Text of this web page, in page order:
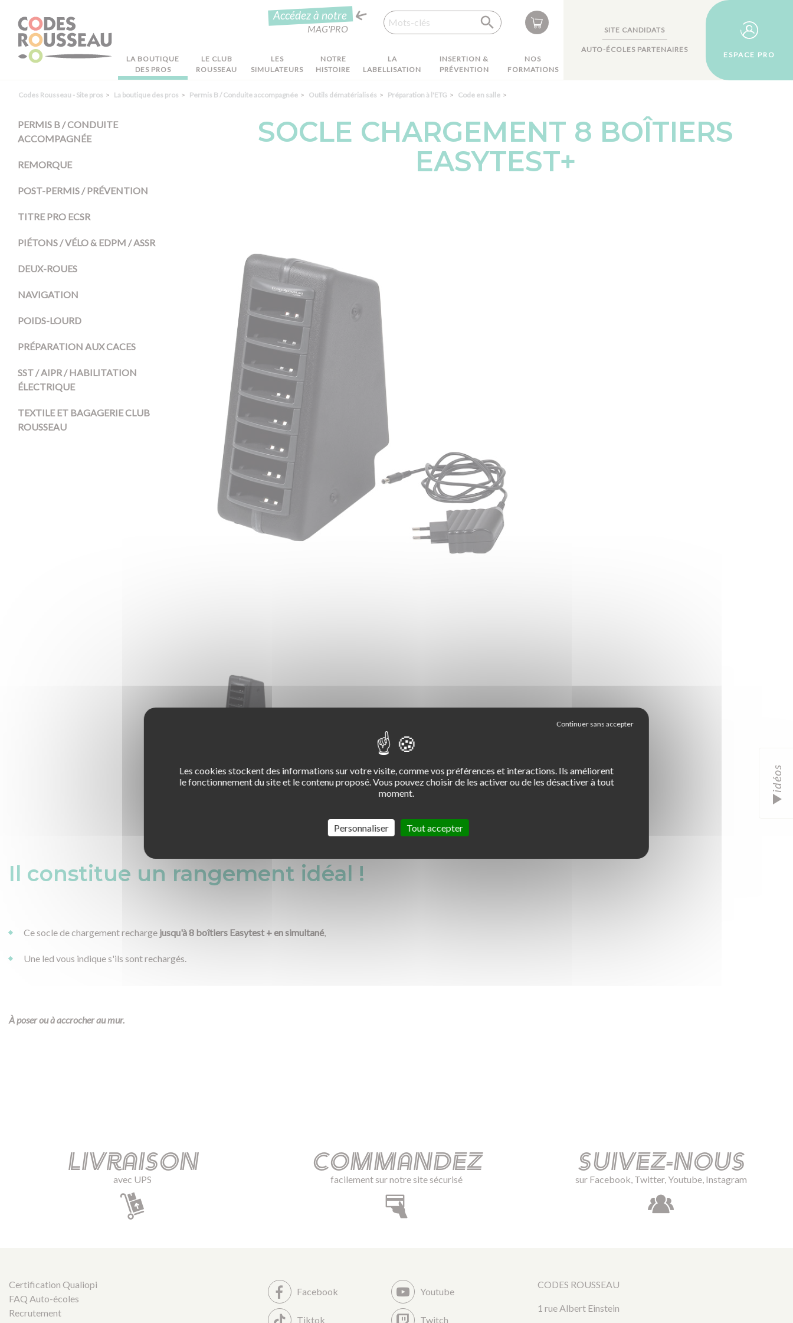
LA BOUTIQUE
DES PROS
LE CLUB
ROUSSEAU
LES
SIMULATEURS
NOTRE
HISTOIRE
LA
LABELLISATION
INSERTION &
PRÉVENTION
NOS
FORMATIONS
Accédez à notre
MAG'PRO
Recherche
SITE CANDIDATS
AUTO-ÉCOLES PARTENAIRES
ESPACE PRO
Codes Rousseau - Site pros La boutique des pros Permis B / Conduite accompagnée Outils dématérialisés Préparation à l'ETG Code en salle
PERMIS B / CONDUITE
ACCOMPAGNÉE
REMORQUE
POST-PERMIS / PRÉVENTION
TITRE PRO ECSR
PIÉTONS / VÉLO & EDPM / ASSR
DEUX-ROUES
NAVIGATION
POIDS-LOURD
PRÉPARATION AUX CACES
SST / AIPR / HABILITATION
ÉLECTRIQUE
TEXTILE ET BAGAGERIE CLUB
ROUSSEAU
SOCLE CHARGEMENT 8 BOÎTIERS
EASYTEST+
Il constitue un rangement idéal !
Ce socle de chargement recharge jusqu'à 8 boîtiers Easytest + en simultané,
Une led vous indique s'ils sont rechargés.
À poser ou à accrocher au mur.
Livraison
avec UPS
Commandez
facilement sur notre site sécurisé
Suivez-nous
sur Facebook, Twitter, Youtube, Instagram
Certification Qualiopi
FAQ Auto-écoles
Recrutement
Facebook Youtube
Tiktok Twitch
CODES ROUSSEAU
1 rue Albert Einstein
idéos
Les cookies stockent des informations sur votre visite, comme vos préférences et interactions. Ils améliorent
le fonctionnement du site et le contenu proposé. Vous pouvez choisir de les activer ou de les désactiver à tout
moment.
Tout accepter
Personnaliser